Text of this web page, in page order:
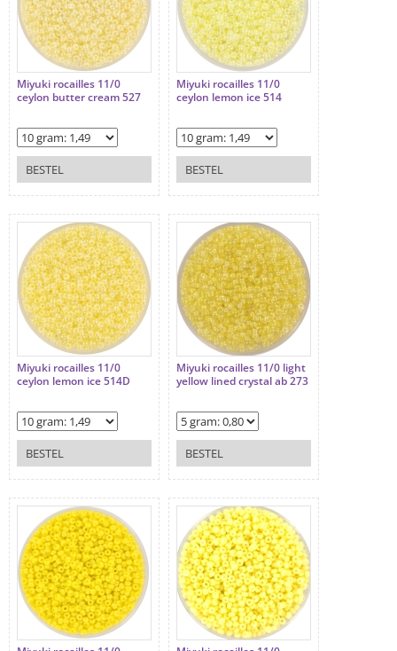
Miyuki rocailles 11/0
ceylon butter cream 527
BESTEL
Miyuki rocailles 11/0
ceylon lemon ice 514
BESTEL
Miyuki rocailles 11/0
ceylon lemon ice 514D
BESTEL
Miyuki rocailles 11/0 light
yellow lined crystal ab 273
BESTEL